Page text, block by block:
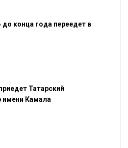
до конца года переедет в
Татарский
имени Камала